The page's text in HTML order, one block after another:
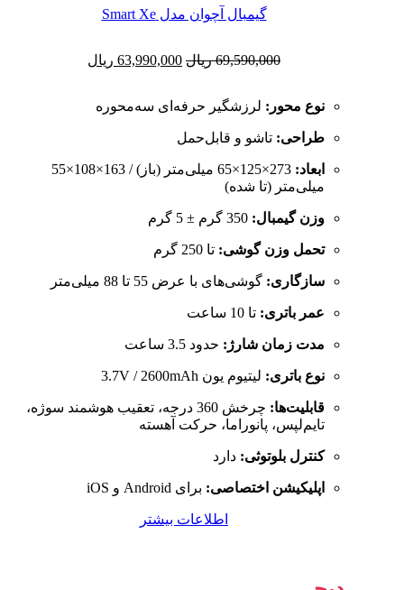
گیمبال آچوان مدل Smart Xe
69,590,000 ریال 63,990,000 ریال
نوع محور: لرزشگیر حرفه‌ای سه‌محوره
طراحی: تاشو و قابل‌حمل
ابعاد:
میلی‌متر (تا شده)
وزن گیمبال:
تحمل وزن گوشی: تا 250 گرم
سازگاری: گوشی‌های با عرض 55 تا 88 میلی‌متر
عمر باتری: تا 10 ساعت
مدت زمان شارژ: حدود 3.5 ساعت
نوع باتری: لیتیوم یون 3.7V / 2600mAh
قابلیت‌ها:
چرخش 360 درجه، تعقیب هوشمند سوژه،
تایم‌لپس، پانوراما، حرکت آهسته
کنترل بلوتوثی: دارد
اپلیکیشن اختصاصی: برای Android و iOS
اطلاعات بیشتر